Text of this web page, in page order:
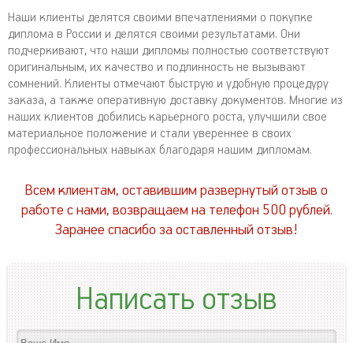
Наши клиенты делятся своими впечатлениями о покупке
диплома в России и делятся своими результатами. Они
подчеркивают, что наши дипломы полностью соответствуют
оригинальным, их качество и подлинность не вызывают
сомнений. Клиенты отмечают быструю и удобную процедуру
заказа, а также оперативную доставку документов. Многие из
наших клиентов добились карьерного роста, улучшили свое
материальное положение и стали увереннее в своих
профессиональных навыках благодаря нашим дипломам.
Всем клиентам, оставившим развернутый отзыв о
работе с нами, возвращаем на телефон 500 рублей.
Заранее спасибо за оставленный отзыв!
Написать отзыв